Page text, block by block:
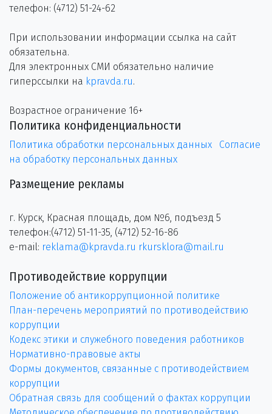
телефон: (4712) 51-24-62
При использовании информации ссылка на сайт
обязательна.
Для электронных СМИ обязательно наличие
гиперссылки на kpravda.ru.
Возрастное ограничение 16+
Политика конфиденциальности
Политика обработки персональных данных
Согласие
на обработку персональных данных
Размещение рекламы
г. Курск, Красная площадь, дом №6, подъезд 5
телефон:(4712) 51-11-35, (4712) 52-16-86
e-mail: reklama@kpravda.ru rkursklora@mail.ru
Противодействие коррупции
Положение об антикоррупционной политике
План-перечень мероприятий по противодействию
коррупции
Кодекс этики и служебного поведения работников
Нормативно-правовые акты
Формы документов, связанные с противодействием
коррупции
Обратная связь для сообщений о фактах коррупции